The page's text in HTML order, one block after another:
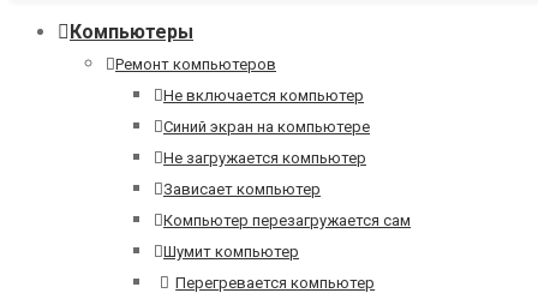
Компьютеры
Ремонт компьютеров
Не включается компьютер
Синий экран на компьютере
Не загружается компьютер
Зависает компьютер
Компьютер перезагружается сам
Шумит компьютер
Перегревается компьютер